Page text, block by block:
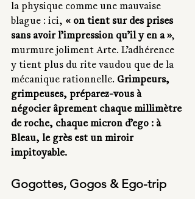
la physique comme une mauvaise
blague : ici, « on tient sur des prises
sans avoir l’impression qu’il y en a »,
murmure joliment Arte. L’adhérence
y tient plus du rite vaudou que de la
mécanique rationnelle. Grimpeurs,
grimpeuses, préparez-vous à
négocier âprement chaque millimètre
de roche, chaque micron d’ego : à
Bleau, le grès est un miroir
impitoyable.
Gogottes, Gogos & Ego-trip